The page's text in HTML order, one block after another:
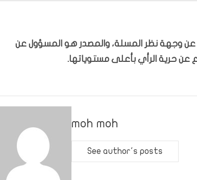
عن وجهة نظر المسلة، والمصدر هو المسؤول عن
عن حرية الرأي بأعلى مستوياتها.
moh moh
See author's posts